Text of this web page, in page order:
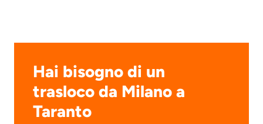
Hai bisogno di un
trasloco da Milano a
Taranto